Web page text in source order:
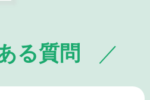
る質問